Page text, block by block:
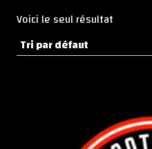
Voici le seul résultat